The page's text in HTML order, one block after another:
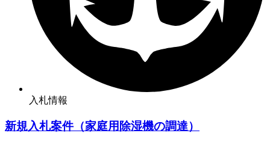
入札情報
新規入札案件（家庭用除湿機の調達）